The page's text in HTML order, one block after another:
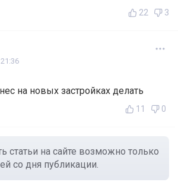
22 3
на новых застройках делать
11 0
статьи на сайте возможно только
со дня публикации.